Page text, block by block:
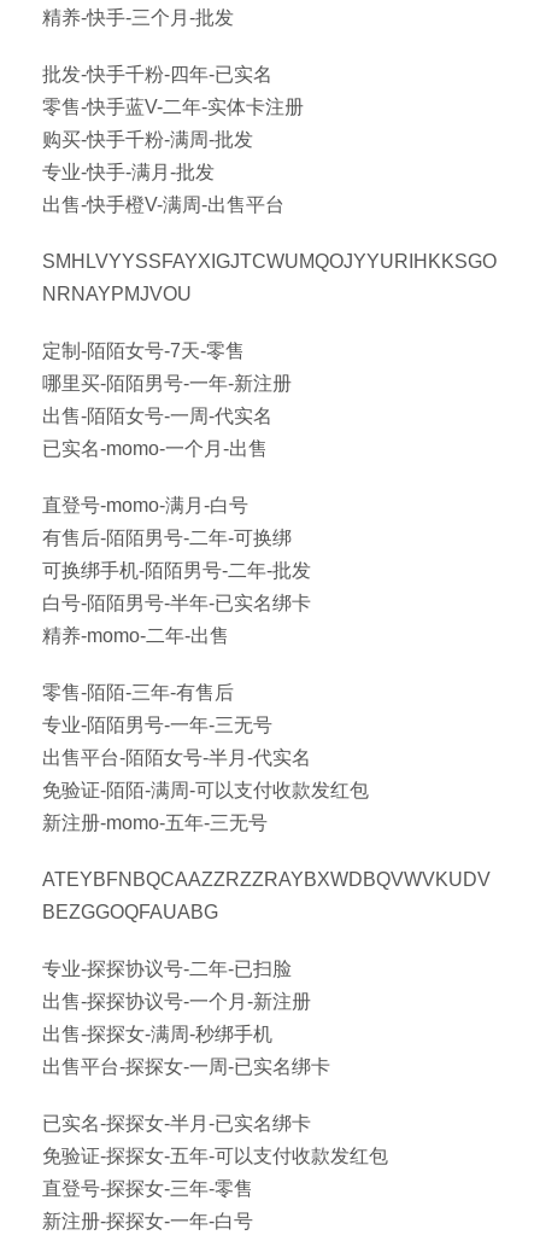
精养-快手-三个月-批发
批发-快手千粉-四年-已实名
零售-快手蓝V-二年-实体卡注册
购买-快手千粉-满周-批发
专业-快手-满月-批发
出售-快手橙V-满周-出售平台
SMHLVYYSSFAYXIGJTCWUMQOJYYURIHKKSGO
NRNAYPMJVOU
定制-陌陌女号-7天-零售
哪里买-陌陌男号-一年-新注册
出售-陌陌女号-一周-代实名
已实名-momo-一个月-出售
直登号-momo-满月-白号
有售后-陌陌男号-二年-可换绑
可换绑手机-陌陌男号-二年-批发
白号-陌陌男号-半年-已实名绑卡
精养-momo-二年-出售
零售-陌陌-三年-有售后
专业-陌陌男号-一年-三无号
出售平台-陌陌女号-半月-代实名
免验证-陌陌-满周-可以支付收款发红包
新注册-momo-五年-三无号
ATEYBFNBQCAAZZRZZRAYBXWDBQVWVKUDV
BEZGGOQFAUABG
专业-探探协议号-二年-已扫脸
出售-探探协议号-一个月-新注册
出售-探探女-满周-秒绑手机
出售平台-探探女-一周-已实名绑卡
已实名-探探女-半月-已实名绑卡
免验证-探探女-五年-可以支付收款发红包
直登号-探探女-三年-零售
新注册-探探女-一年-白号